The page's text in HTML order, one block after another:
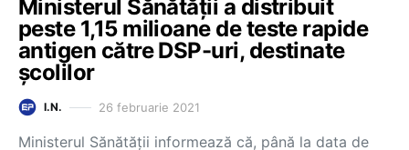
Ministerul Sănătății a distribuit
peste 1,15 milioane de teste rapide
antigen către DSP-uri, destinate
școlilor
I.N. 26 februarie 2021
Ministerul Sănătății informează că, până la data de